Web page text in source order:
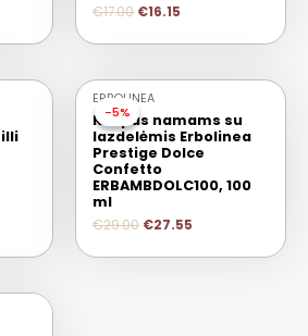
€17.00 €16.15
-5%
-5%
ERBOLINEA
Kvapas namams su
lazdelėmis Erbolinea
Prestige Dolce
Confetto
ERBAMBDOLC100, 100
ml
€29.00 €27.55